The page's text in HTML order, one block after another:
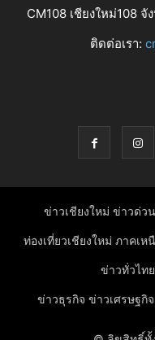
CM108 เชียงใหม่108
ติดต่อเรา:
ข่าวเชียงใหม่ ข่าวด่ว
ท่องเที่ยวเชียงใหม่ ภาคเห
ข่าวทั่วไทย
ข่าวธุรกิจ ข่าวเศรษฐกิ